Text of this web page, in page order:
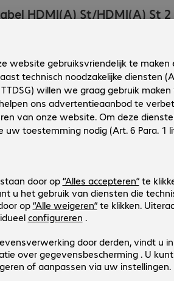
HDMI(A) St/HDMI(A) St
:HDMI (A) | HDMI (A)
:2 m
resolutie:3.840 x 2.160 pixels bij 60 Hz
Zwart
4226185
Fabrikant-nr.:
36471
:Europa
:HDMI (A) | HDMI (A)
resolutie:3.840 x 2.160 pixels bij 60 Hz
:Zwart